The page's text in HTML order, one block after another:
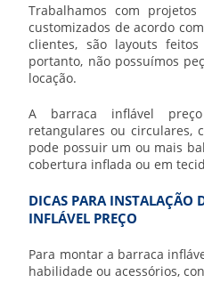
Trabalhamos com projetos
customizados de acordo
clientes, são layouts
portanto, não possuímos
locação.
A barraca inflável preço
retangulares ou circulares,
pode possuir um ou mais
cobertura inflada ou em
DICAS PARA INSTALAÇÃO
INFLÁVEL PREÇO
Para montar a barraca
habilidade ou acessórios,